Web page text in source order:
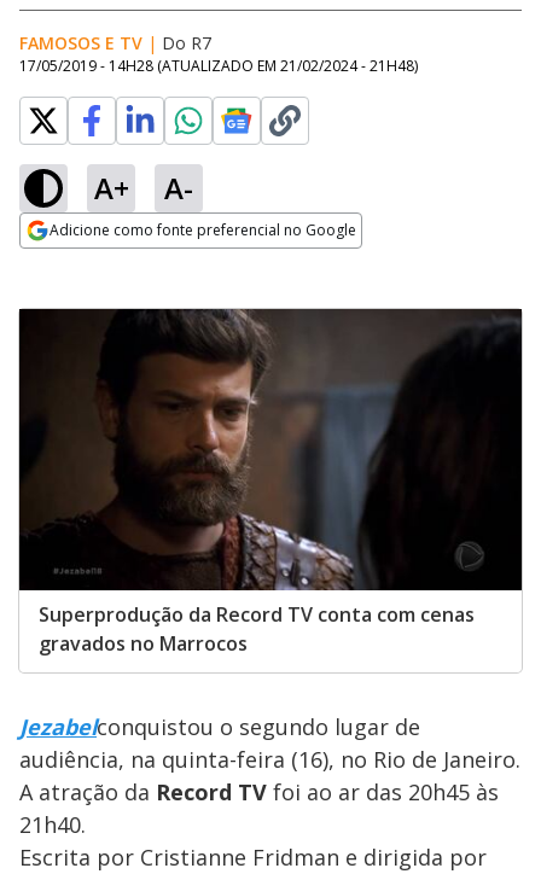
FAMOSOS E TV | Do R7
17/05/2019 - 14H28 (ATUALIZADO EM 21/02/2024 - 21H48)
A+ A-
Adicione como fonte preferencial no Google
Superprodução da Record TV conta com cenas
gravados no Marrocos
Jezabelconquistou o segundo lugar de
audiência, na quinta-feira (16), no Rio de Janeiro.
A atração da Record TV foi ao ar das 20h45 às
21h40.
Escrita por Cristianne Fridman e dirigida por